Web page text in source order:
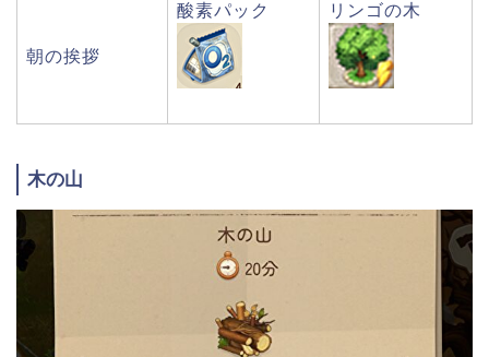
朝の挨拶
酸素パック リンゴの木
木の山